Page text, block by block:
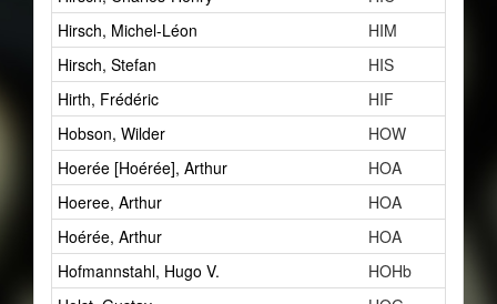
Hirsch, Michel-Léon
HIM
Hirsch, Stefan
HIS
Hirth, Frédéric
HIF
Hobson, Wilder
HOW
Hoerée [Hoérée], Arthur
HOA
Hoeree, Arthur
HOA
Hoérée, Arthur
HOA
Hofmannstahl, Hugo V.
HOHb